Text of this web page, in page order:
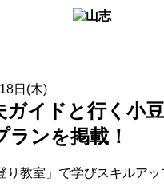
日(木)
ガイドと行く小
ランを掲載！
り教室」で学びスキルアッ